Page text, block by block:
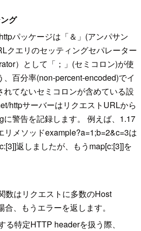
グ
パッケージは「＆」(アンパサン
クエリのセッティングセパレーター
）として「；」(セミコロン)が使
、百分率(non-percent-encoded)でイ
れてないセミコロンが含めている設
httpサーバーはリクエストURLから
に警告を記録します。 例えば、1.17
リメソッドexample?a=1;b=2&c=3は
返しましたが、もうmap[c:[3]]を
数はリクエストに多数のHost
合、もうエラーを返します。
る特定HTTP headerを扱う際、